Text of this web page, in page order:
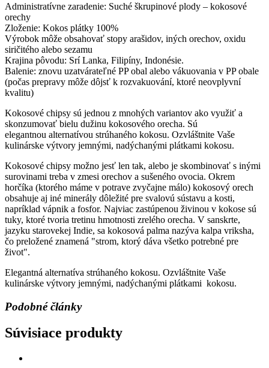
Administratívne zaradenie: Suché škrupinové plody – kokosové
orechy
Zloženie: Kokos plátky 100%
Výrobok môže obsahovať stopy arašidov, iných orechov, oxidu
siričitého alebo sezamu
Krajina pôvodu: Srí Lanka, Filipíny, Indonésie.
Balenie: znovu uzatvárateľné PP obal alebo vákuovania v PP obale
(počas prepravy môže dôjsť k rozvakuování, ktoré neovplyvní
kvalitu)
Kokosové chipsy sú jednou z mnohých variantov ako využiť a
skonzumovať bielu dužinu kokosového orecha. Sú
elegantnou alternatívou strúhaného kokosu. Ozvláštnite Vaše
kulinárske výtvory jemnými, nadýchanými plátkami kokosu.
Kokosové chipsy možno jesť len tak, alebo je skombinovať s inými
surovinami treba v zmesi orechov a sušeného ovocia. Okrem
horčíka (ktorého máme v potrave zvyčajne málo) kokosový orech
obsahuje aj iné minerály dôležité pre svalovú sústavu a kosti,
napríklad vápnik a fosfor. Najviac zastúpenou živinou v kokose sú
tuky, ktoré tvoria tretinu hmotnosti zrelého orecha. V sanskrte,
jazyku starovekej Indie, sa kokosová palma nazýva kalpa vriksha,
čo preložené znamená "strom, ktorý dáva všetko potrebné pre
život".
Elegantná alternatíva strúhaného kokosu. Ozvláštnite Vaše
kulinárske výtvory jemnými, nadýchanými plátkami kokosu.
Podobné články
Súvisiace produkty